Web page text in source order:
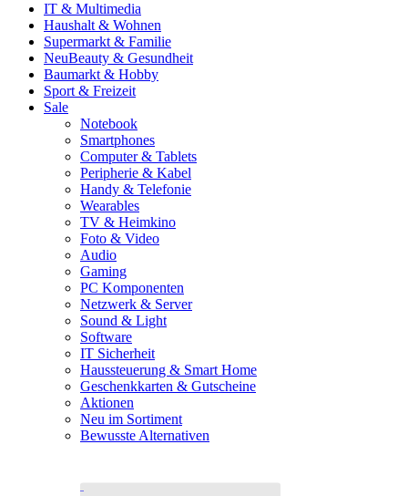
IT & Multimedia
Haushalt & Wohnen
Supermarkt & Familie
NeuBeauty & Gesundheit
Baumarkt & Hobby
Sport & Freizeit
Sale
Notebook
Smartphones
Computer & Tablets
Peripherie & Kabel
Handy & Telefonie
Wearables
TV & Heimkino
Foto & Video
Audio
Gaming
PC Komponenten
Netzwerk & Server
Sound & Light
Software
IT Sicherheit
Haussteuerung & Smart Home
Geschenkkarten & Gutscheine
Aktionen
Neu im Sortiment
Bewusste Alternativen